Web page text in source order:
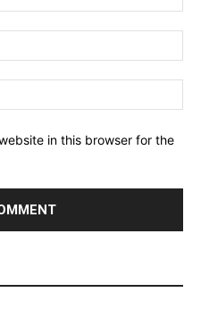
in this browser for the